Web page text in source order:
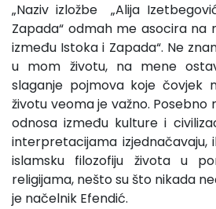
„Naziv izložbe „Alija
Zapada“ odmah me asocira na
između Istoka i Zapada“. Ne
u mom životu, na mene
slaganje pojmova koje čovjek
životu veoma je važno.
odnosa između kulture i
interpretacijama izjednačavaju,
islamsku filozofiju života u
religijama, nešto su što nikada
je načelnik Efendić.